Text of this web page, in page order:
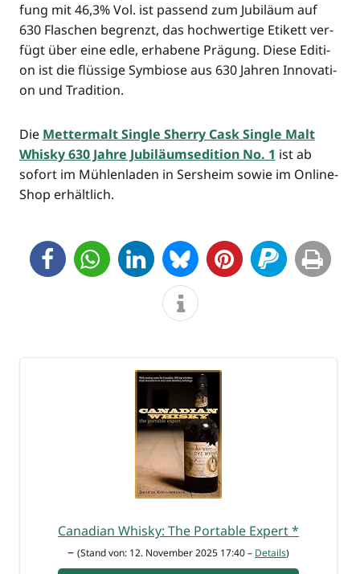
fung mit 46,3% Vol. ist pas­send zum Jubi­lä­um auf
630 Fla­schen begrenzt, das hoch­wer­ti­ge Eti­kett ver­
fügt über eine edle, erha­be­ne Prä­gung. Die­se Edi­ti­
on ist die flüs­si­ge Sym­bio­se aus 630 Jah­ren Inno­va­ti­
on und Tradition.
Die Met­ter­malt Sin­gle Sher­ry Cask Sin­gle Malt
Whis­ky 630 Jah­re Jubi­lä­ums­edi­ti­on No. 1 ist ab
sofort im Müh­len­la­den in Sers­heim sowie im Online-
Shop erhältlich.
Cana­di­an Whis­ky: The Por­ta­ble Expert*
– (Stand von: 12. Novem­ber 2025 17:40 – Details)